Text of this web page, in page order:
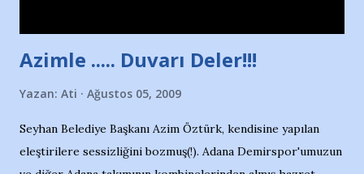
Türkiye 3.lüğü var. 17 yaşında mar...
Azimle ..... Duvarı Deler!!!
Yazan: Ati Ağustos 05, 2009
Seyhan Belediye Başkanı Azim Öztürk, kendisine yapılan
eleştirilere sessizliğini bozmuş(!). Adana Demirspor'umuzun